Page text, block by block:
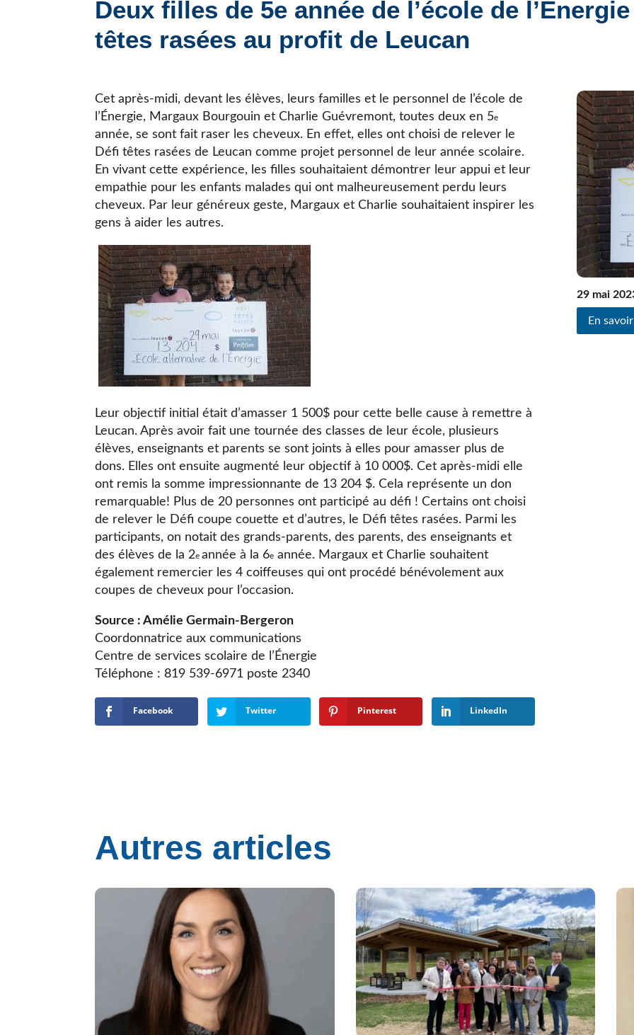
JE CHERCHE UNE ÉCOLE
Plaintes et protecteur de l’élève
Services complémentaires
Coffre à outils
École ouverte
Enseignement à la maison
Intégration linguistique, scolaire et sociale
Parents trucs pédagos et technos
Programme de formation de l’école québécoise
Élèves internationaux
Programmes offerts
Deux filles de 5e année de l’école de
têtes rasées au profit de Leucan
Cet après-midi, devant les élèves, leurs familles et le personnel de l’école de
l’Énergie, Margaux Bourgouin et Charlie Guévremont, toutes deux en 5e
année, se sont fait raser les cheveux. En effet, elles ont choisi de relever le
Défi têtes rasées de Leucan comme projet personnel de leur année scolaire.
En vivant cette expérience, les filles souhaitaient démontrer leur appui et leur
empathie pour les enfants malades qui ont malheureusement perdu leurs
cheveux. Par leur généreux geste, Margaux et Charlie souhaitaient inspirer les
gens à aider les autres.
Leur objectif initial était d’amasser 1 500$ pour cette belle cause à remettre à
Leucan. Après avoir fait une tournée des classes de leur école, plusieurs
élèves, enseignants et parents se sont joints à elles pour amasser plus de
dons. Elles ont ensuite augmenté leur objectif à 10 000$. Cet après-midi elle
ont remis la somme impressionnante de 13 204 $. Cela représente un don
remarquable! Plus de 20 personnes ont participé au défi ! Certains ont choisi
de relever le Défi coupe couette et d’autres, le Défi têtes rasées. Parmi les
participants, on notait des grands-parents, des parents, des enseignants et
des élèves de la 2eannée à la 6e année. Margaux et Charlie souhaitent
également remercier les 4 coiffeuses qui ont procédé bénévolement aux
coupes de cheveux pour l’occasion.
Source : Amélie Germain-Bergeron
Coordonnatrice aux communications
Centre de services scolaire de l’Énergie
Téléphone : 819 539-6971 poste 2340
Facebook Twitter Pinterest LinkedIn
29 mai
En
Autres articles